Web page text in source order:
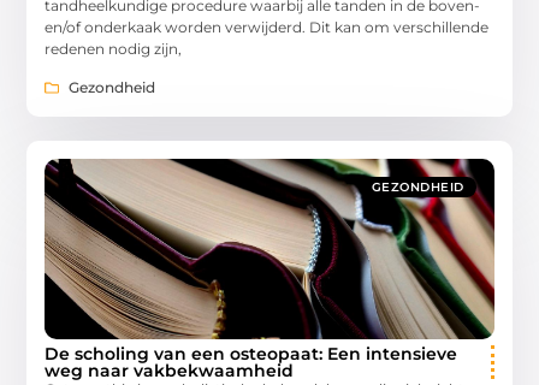
tandheelkundige procedure waarbij alle tanden in de boven-
en/of onderkaak worden verwijderd. Dit kan om verschillende
redenen nodig zijn,
Gezondheid
GEZONDHEID
De scholing van een osteopaat: Een intensieve
weg naar vakbekwaamheid